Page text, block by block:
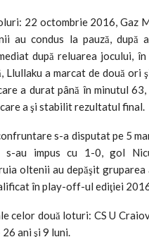
22 octombrie 2016, Gaz
au condus la pauză, după
după reluarea jocului,
Llullaku a marcat de două ori
a durat până în minutul 63,
a şi stabilit rezultatul final.
s-a disputat pe 5
s-au impus cu 1-0, gol
oltenii au depăşit gruparea
în play-off-ul ediţiei
celor două loturi: CS U
ani şi 9 luni.